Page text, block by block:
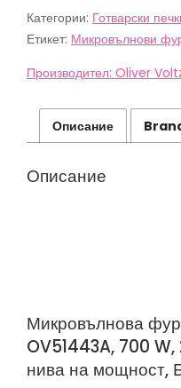
Oliver
Voltz
700
20
Размразяване,
нива
Категории: Готварски
Етикет: Микровълнови
Производител: Oliver
Описание
Описание
Микровълнова
OV51443A, 700 W,
нива на мощност,